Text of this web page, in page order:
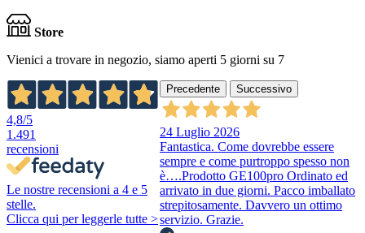
Store
Vienici a trovare in negozio, siamo aperti 5 giorni su 7
4,8/5
1.491
recensioni
Le nostre recensioni a 4 e 5
stelle.
Clicca qui per leggerle tutte >
Precedente Successivo
24 Luglio 2026
Fantastica. Come dovrebbe essere
sempre e come purtroppo spesso non
è….Prodotto GE100pro Ordinato ed
arrivato in due giorni. Pacco imballato
strepitosamente. Davvero un ottimo
servizio. Grazie.